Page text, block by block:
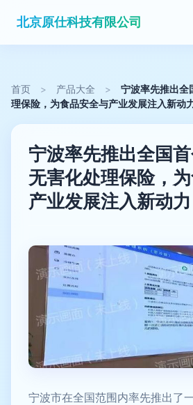
北京原仕科技有限公司
首页 > 产品大全 >
宁波率先推出全
理保险，为食品安全与产业发展注入新动
宁波率先推出全国
无害化处理保险，
产业发展注入新动力
宁波市在全国范围内率先推出了